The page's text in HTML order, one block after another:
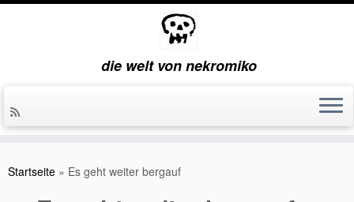
Inhalt
die welt von nekromiko
Startseite » Es geht weiter bergauf